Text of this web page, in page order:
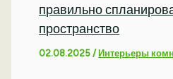
правильно
пространство
02.08.2025/ Интерьеры